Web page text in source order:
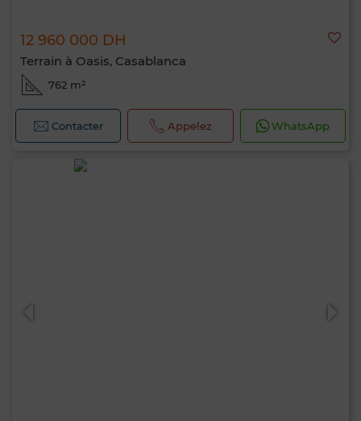
12 960 000 DH
Terrain à Oasis, Casablanca
762 m²
Contacter Appelez WhatsApp